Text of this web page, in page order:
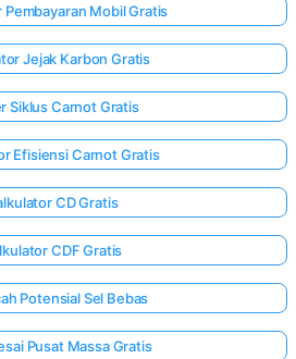
Pembayaran Mobil Gratis
Jejak Karbon Gratis
Siklus Carnot Gratis
Efisiensi Carnot Gratis
CD Gratis
CDF Gratis
Potensial Sel Bebas
Pusat Massa Gratis